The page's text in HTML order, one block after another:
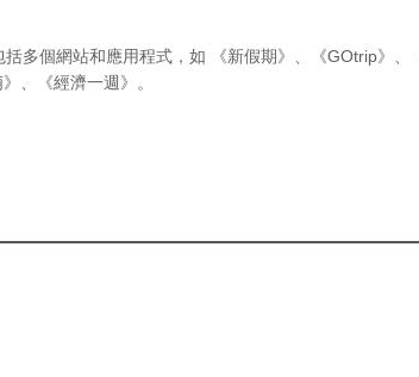
多個網站和應用程式，如 《新假期》 《GOtrip》
《經濟一週》 。